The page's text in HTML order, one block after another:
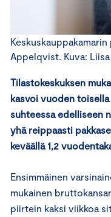
Appelqvist. Kuva: Liisa
Tilastokeskuksen
kasvoi vuoden
suhteessa edelliseen
yhä reippaasti
keväällä 1,2
Ensimmäinen
mukainen
piirtein kaksi viikkoa